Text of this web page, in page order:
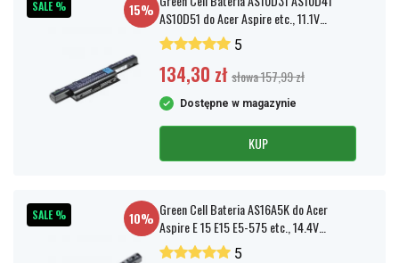
SALE % 15% AS10D51 do Acer Aspire etc., 11.1V
4400mAh
5
134,30 zł słowa 157,99 zł
Dostępne w magazynie
KUP
SALE % 10% Green Cell Bateria AS16A5K do Acer
Aspire E 15 E15 E5-575 etc., 14.4V
2200mAh
5